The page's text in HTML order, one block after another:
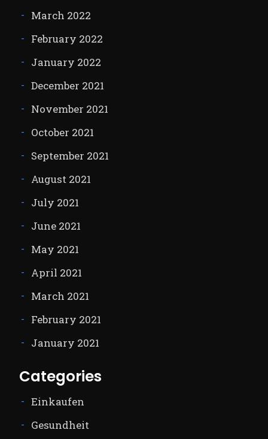
March 2022
February 2022
January 2022
December 2021
November 2021
October 2021
September 2021
August 2021
July 2021
June 2021
May 2021
April 2021
March 2021
February 2021
January 2021
Categories
Einkaufen
Gesundheit